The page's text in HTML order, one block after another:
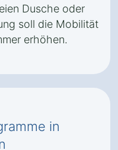
Dusche oder
soll die Mobilität
erhöhen.
in